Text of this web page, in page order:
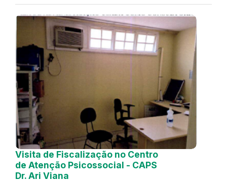
Visita de Fiscalização no Centro
de Atenção Psicossocial - CAPS
Dr. Ari Viana